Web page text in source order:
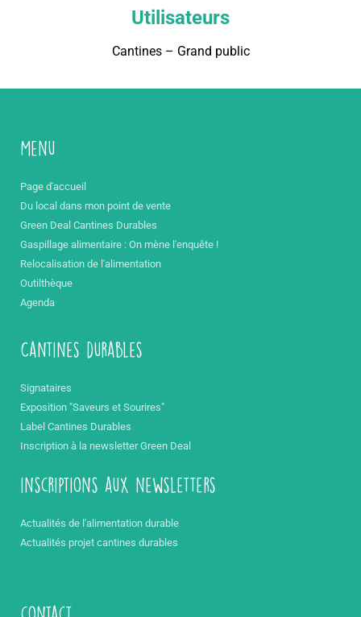
Utilisateurs
Cantines – Grand public
Menu
Page d'accueil
Du local dans mon point de vente
Green Deal Cantines Durables
Gaspillage alimentaire : On mène l'enquête !
Relocalisation de l'alimentation
Outilthèque
Agenda
Cantines durables
Signataires
Exposition "Saveurs et Sourires"
Label Cantines Durables
Inscription à la newsletter Green Deal
inscriptions aux newsletters
Actualités de l'alimentation durable
Actualités projet cantines durables